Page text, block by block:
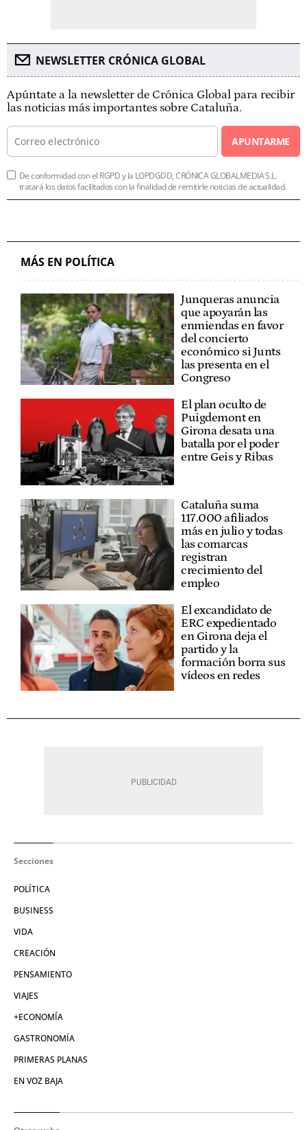
NEWSLETTER CRÓNICA GLOBAL
Apúntate a la newsletter de Crónica Global para recibir
las noticias más importantes sobre Cataluña.
APUNTARME
De conformidad con el RGPD y la LOPDGDD, CRÓNICA GLOBALMEDIA S.L.
tratará los datos facilitados con la finalidad de remitirle noticias de actualidad.
MÁS EN POLÍTICA
Junqueras anuncia
que apoyarán las
enmiendas en favor
del concierto
económico si Junts
las presenta en el
Congreso
El plan oculto de
Puigdemont en
Girona desata una
batalla por el poder
entre Geis y Ribas
Cataluña suma
117.000 afiliados
más en julio y todas
las comarcas
registran
crecimiento del
empleo
El excandidato de
ERC expedientado
en Girona deja el
partido y la
formación borra sus
vídeos en redes
Secciones
POLÍTICA
BUSINESS
VIDA
CREACIÓN
PENSAMIENTO
VIAJES
+ECONOMÍA
GASTRONOMÍA
PRIMERAS PLANAS
EN VOZ BAJA